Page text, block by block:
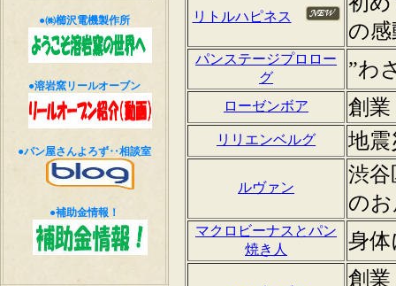
●㈱櫛沢電機製作所
●溶岩窯リールオーブン
●パン屋さんよろず‥相談室
●補助金情報！